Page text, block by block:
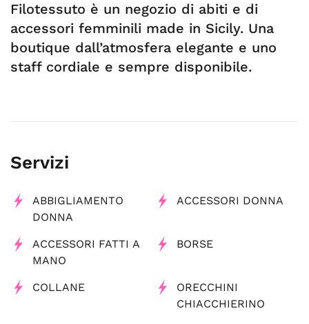
Filotessuto è un negozio di abiti e di
accessori femminili made in Sicily. Una
boutique dall’atmosfera elegante e uno
staff cordiale e sempre disponibile.
Servizi
ABBIGLIAMENTO
DONNA
ACCESSORI DONNA
ACCESSORI FATTI A
MANO
BORSE
COLLANE
ORECCHINI
CHIACCHIERINO